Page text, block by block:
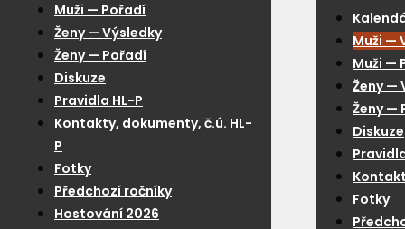
Muži — Pořadí
Ženy — Výsledky
Ženy — Pořadí
Diskuze
Pravidla HL-P
Kontakty, dokumenty, č.ú. HL-
P
Fotky
Předchozí ročníky
Hostování 2026
Muži —
Muži —
Ženy —
Ženy —
Diskuze
Fotky